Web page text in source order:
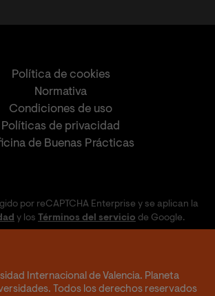
Política de cookies
Normativa
Condiciones de uso
Políticas de privacidad
de Buenas Prácticas
por reCAPTCHA Enterprise y se aplican la
y los Términos del servicio de Google.
Internacional de Valencia. Planeta
Todos los derechos reservados